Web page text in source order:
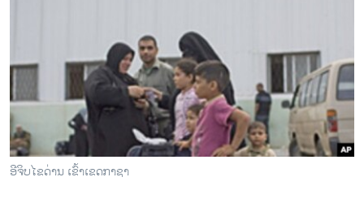
ຊຸມຊົນຊາວລາວ
ວິທະຍາສາດ-ເທັກໂນໂລຈີ
ທຸລະກິດ
ພາສາອັງກິດ
ອີຈິບໄຂດ່ານ ເຂົ້າເຂດກາຊາ